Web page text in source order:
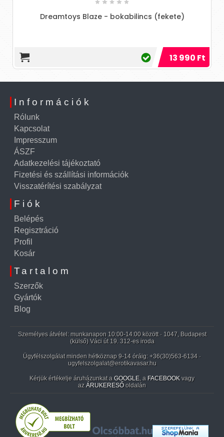
Dreamtoys Blaze - bokabilincs (fekete)
13 990 Ft
Információk
Rólunk
Kapcsolat
Impresszum
ÁSZF
Adatkezelési tájékoztató
Fizetési és szállítási információk
Visszatérítési szabályzat
Fiók
Belépés
Regisztráció
Profil
Kosár
Tartalom
Szerzők
Gyártók
Blog
Személyes átvétel: munkanapon 10:00-14:00 között · 1047, Budapest
(külső) Váci út 19. 312-es iroda
Ügyfélszolgálat minden hétköznap 9-14 óráig: +36(30)563-6134 ·
ugyfelszolgalat@erotikavasar.hu
Kérjük értékelje áruházunkat a GOOGLE, a FACEBOOK vagy
az ÁRUKERESŐ oldalán